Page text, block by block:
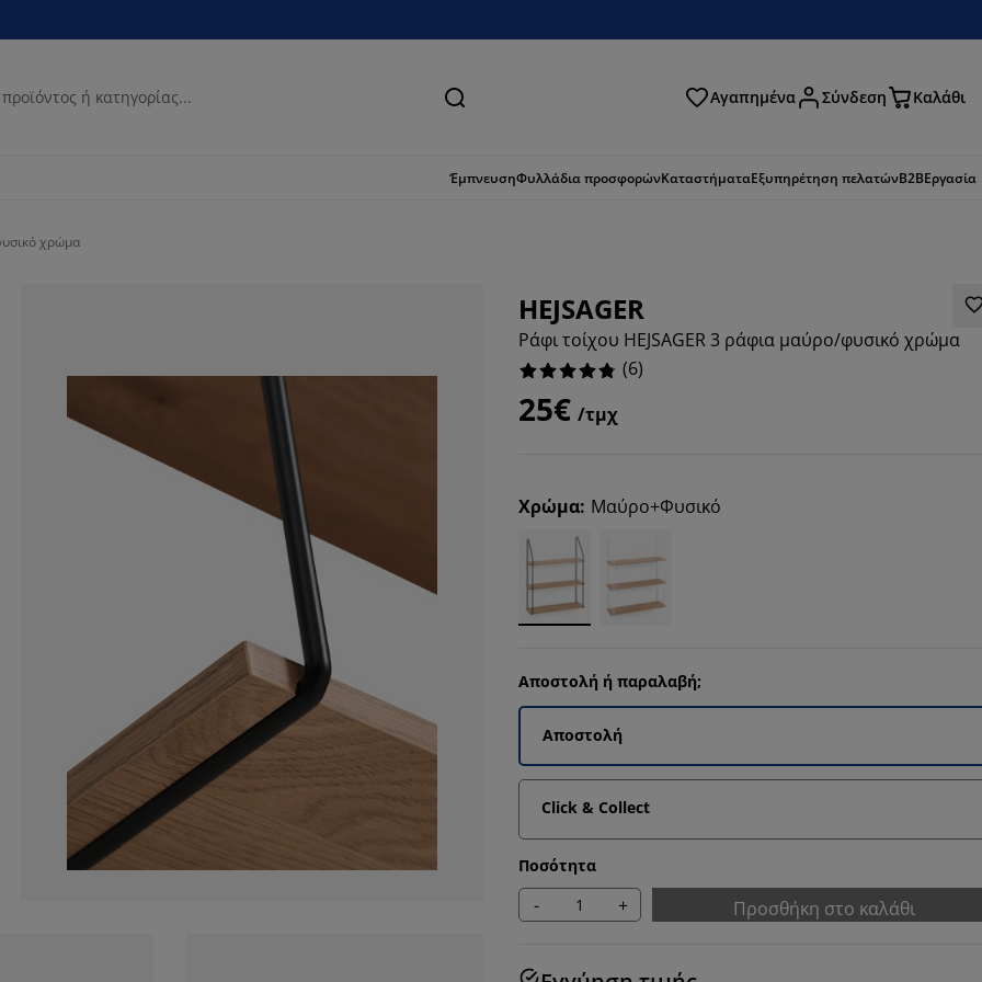
Αναζήτηση Αγαπημένα Σύνδεση Καλάθι
ΈμπνευσηΦυλλάδια προσφορώνΚαταστήματαΕξυπηρέτηση πελατώνB2BΕργασία
χρώμα
HEJSAGER
Ράφι τοίχου HEJSAGER 3 ράφια μαύρο/φυσικό χρώμα
(6)
25€ /τμχ
Χρώμα: Μαύρο+Φυσικό
Αποστολή ή παραλαβή;
Αποστολή
Click & Collect
Ποσότητα
- + Προσθήκη στο καλάθι
16.666666666666664%